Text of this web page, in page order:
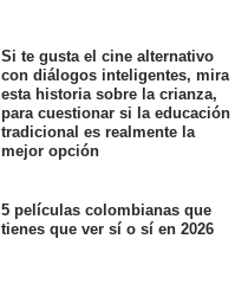
Si te gusta el cine alternativo
con diálogos inteligentes, mira
esta historia sobre la crianza,
para cuestionar si la educación
tradicional es realmente la
mejor opción
5 películas colombianas que
tienes que ver sí o sí en 2026